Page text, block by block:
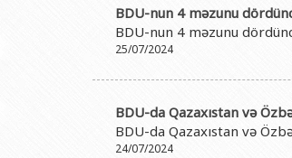
BDU-nun 4 məzunu
BDU-nun 4 məzunu
25/07/2024
BDU-da Qazaxıstan və
BDU-da Qazaxıstan və
24/07/2024